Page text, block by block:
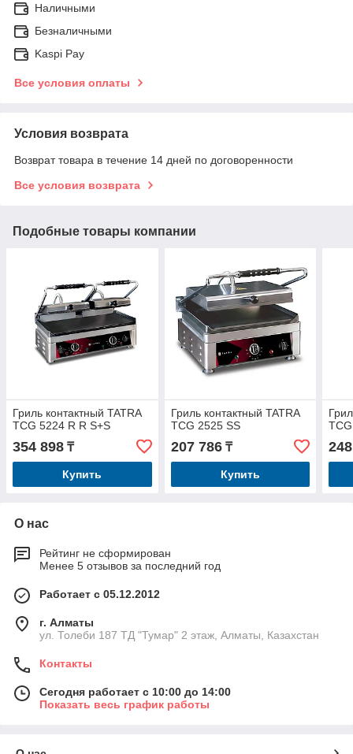
Наличными
Безналичными
Kaspi Pay
Все условия оплаты
Условия возврата
Возврат товара в течение 14 дней по договоренности
Все условия возврата
Подобные товары компании
Гриль контактный TATRA
TCG 5224 R R S+S
354 898 ₸
Купить
Гриль контактный TATRA
TCG 2525 SS
207 786₸
Купить
О нас
Рейтинг не сформирован
Менее 5 отзывов за последний год
Работает с 05.12.2012
г. Алматы
ул. Толеби 187 ТД "Тумар" 2 этаж, Алматы, Казахстан
Контакты
Сегодня работает с 10:00 до 14:00
Показать весь график работы